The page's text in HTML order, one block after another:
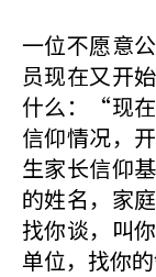
一位不愿意
员现在又开
什么：“现
信仰情况，
生家长信仰
的姓名，家
找你谈，叫
单位，找你